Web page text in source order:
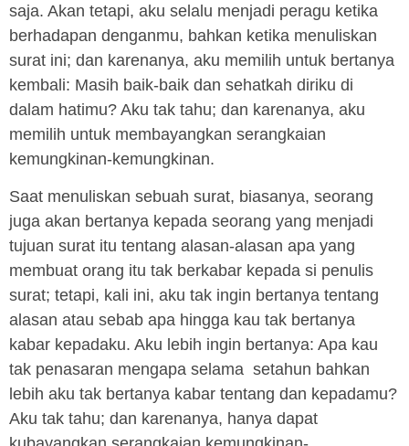
saja. Akan tetapi, aku selalu menjadi peragu ketika
berhadapan denganmu, bahkan ketika menuliskan
surat ini; dan karenanya, aku memilih untuk bertanya
kembali: Masih baik-baik dan sehatkah diriku di
dalam hatimu? Aku tak tahu; dan karenanya, aku
memilih untuk membayangkan serangkaian
kemungkinan-kemungkinan.
Saat menuliskan sebuah surat, biasanya, seorang
juga akan bertanya kepada seorang yang menjadi
tujuan surat itu tentang alasan-alasan apa yang
membuat orang itu tak berkabar kepada si penulis
surat; tetapi, kali ini, aku tak ingin bertanya tentang
alasan atau sebab apa hingga kau tak bertanya
kabar kepadaku. Aku lebih ingin bertanya: Apa kau
tak penasaran mengapa selama setahun bahkan
lebih aku tak bertanya kabar tentang dan kepadamu?
Aku tak tahu; dan karenanya, hanya dapat